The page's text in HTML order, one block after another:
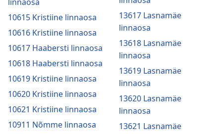
10615 Kristiine linnaosa
10616 Kristiine linnaosa
10617 Haabersti linnaosa
10618 Haabersti linnaosa
10619 Kristiine linnaosa
10620 Kristiine linnaosa
10621 Kristiine linnaosa
10911 Nõmme linnaosa
13617 Lasnamäe
linnaosa
13618 Lasnamäe
linnaosa
13619 Lasnamäe
linnaosa
13620 Lasnamäe
linnaosa
13621 Lasnamäe